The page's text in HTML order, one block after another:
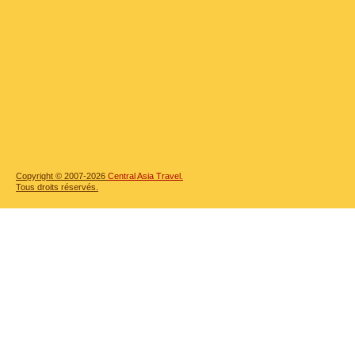
Copyright © 2007-2026 Central Asia Travel.
Tous droits réservés.